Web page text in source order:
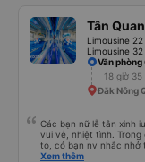
Tân
Limousine
Limousine
Văn phòng
18 giờ 35
Đắk Nông
Các bạn nữ lễ tân xinh
vui vẻ, nhiệt tình. Trong chuyến đi của mình có 2 gia đình bác lớn tuổi nc khá
to, có bạn nv nhắc nhở
xấu thì mình ngược lại
Xem thêm